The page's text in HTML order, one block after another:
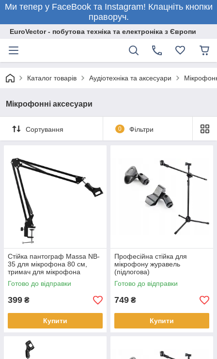
Ми тепер у FaceBook та Instagram! Клацніть кнопки
праворуч.
EuroVector - побутова техніка та електроніка з Європи
Каталог товарів Аудіотехніка та аксесуари
Мікрофонні аксесуари
Сортування 0 Фільтри
Стійка пантограф Massa NB-
35 для мікрофона 80 см,
тримач для мікрофона
Готово до відправки
399 ₴
Купити
Професійна стійка для
мікрофону журавель
(підлогова)
Готово до відправки
749 ₴
Купити